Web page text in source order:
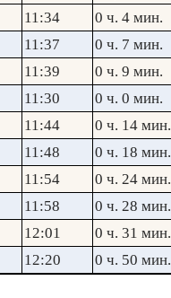
11:34
0 ч. 4 мин.
11:37
0 ч. 7 мин.
11:39
0 ч. 9 мин.
11:30
0 ч. 0 мин.
11:44
0 ч. 14 мин.
11:48
0 ч. 18 мин.
11:54
0 ч. 24 мин.
11:58
0 ч. 28 мин.
12:01
0 ч. 31 мин.
12:20 0 ч. 50 мин.